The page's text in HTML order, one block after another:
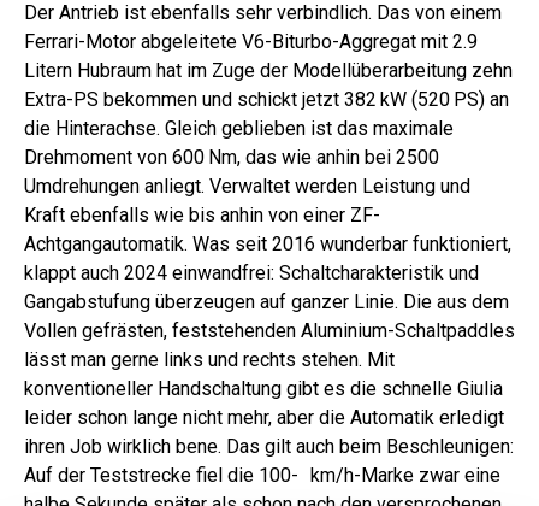
Der Antrieb ist ebenfalls sehr verbindlich. Das von einem
Ferrari-Motor abgeleitete V6-Biturbo-Aggregat mit 2.9
Litern Hubraum hat im Zuge der Modellüberarbeitung zehn
Extra-PS bekommen und schickt jetzt 382 kW (520 PS) an
die Hinterachse. Gleich geblieben ist das maximale
Drehmoment von 600 Nm, das wie anhin bei 2500
Umdrehungen anliegt. Verwaltet werden Leistung und
Kraft ebenfalls wie bis anhin von einer ZF-
Achtgangautomatik. Was seit 2016 wunderbar funktioniert,
klappt auch 2024 einwandfrei: Schaltcharakteristik und
Gangabstufung überzeugen auf ganzer Linie. Die aus dem
Vollen gefrästen, feststehenden Aluminium-Schaltpaddles
lässt man gerne links und rechts stehen. Mit
konventioneller Handschaltung gibt es die schnelle Giulia
leider schon lange nicht mehr, aber die Automatik erledigt
ihren Job wirklich bene. Das gilt auch beim Beschleunigen:
Auf der Teststrecke fiel die 100-­ km/h-Marke zwar eine